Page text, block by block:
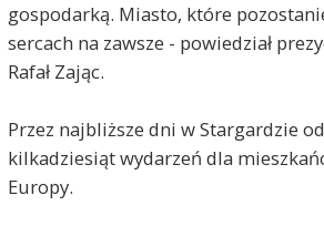
gospodarką. Miasto, które
sercach na zawsze - powiedział
Rafał Zając.
Przez najbliższe dni w Stargardzie
kilkadziesiąt wydarzeń dla
Europy.